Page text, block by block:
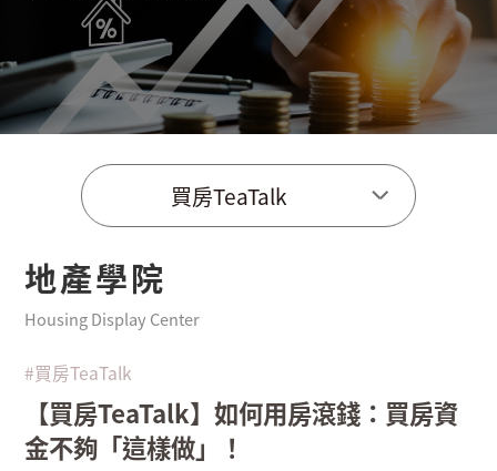
買房TeaTalk
地產學院
Housing Display Center
#買房TeaTalk
【買房TeaTalk】如何用房滾錢：買房資
金不夠「這樣做」！